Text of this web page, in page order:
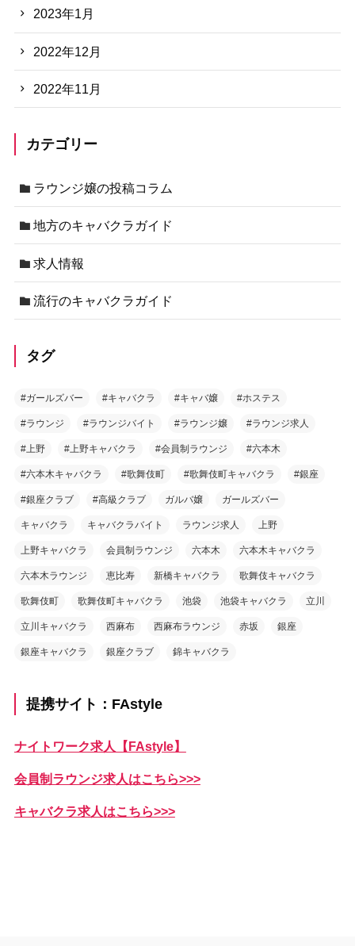
2023年1月
2022年12月
2022年11月
カテゴリー
ラウンジ嬢の投稿コラム
地方のキャバクラガイド
求人情報
流行のキャバクラガイド
タグ
#ガールズバー #キャバクラ #キャバ嬢 #ホステス
#ラウンジ #ラウンジバイト #ラウンジ嬢 #ラウンジ求人
#上野 #上野キャバクラ #会員制ラウンジ #六本木
#六本木キャバクラ #歌舞伎町 #歌舞伎町キャバクラ #銀座
#銀座クラブ #高級クラブ ガルバ嬢 ガールズバー
キャバクラ キャバクラバイト ラウンジ求人 上野
上野キャバクラ 会員制ラウンジ 六本木 六本木キャバクラ
六本木ラウンジ 恵比寿 新橋キャバクラ 歌舞伎キャバクラ
歌舞伎町 歌舞伎町キャバクラ 池袋 池袋キャバクラ 立川
立川キャバクラ 西麻布 西麻布ラウンジ 赤坂 銀座
銀座キャバクラ 銀座クラブ 錦キャバクラ
提携サイト：FAstyle
ナイトワーク求人【FAstyle】
会員制ラウンジ求人はこちら>>>
キャバクラ求人はこちら>>>